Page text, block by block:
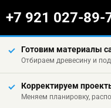
+7 921 027-89-
Готовим материалы
Отбираем древесину и
Корректируем
Меняем планировку,